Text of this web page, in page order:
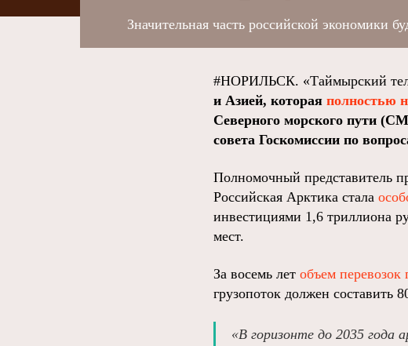
Значительная часть российской экономики
#НОРИЛЬСК. «Таймырский
и Азией, которая полностью
Северного морского пути
совета Госкомиссии по
Полномочный представитель
Российская Арктика стала
инвестициями 1,6 триллиона
мест.
За восемь лет объем
грузопоток должен составить
«В горизонте до 2035 года